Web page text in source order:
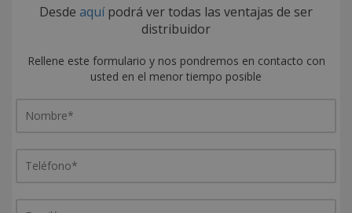
Desde aquípodrá ver todas las ventajas de ser
distribuidor
Rellene este formulario y nos pondremos en contacto con
usted en el menor tiempo posible